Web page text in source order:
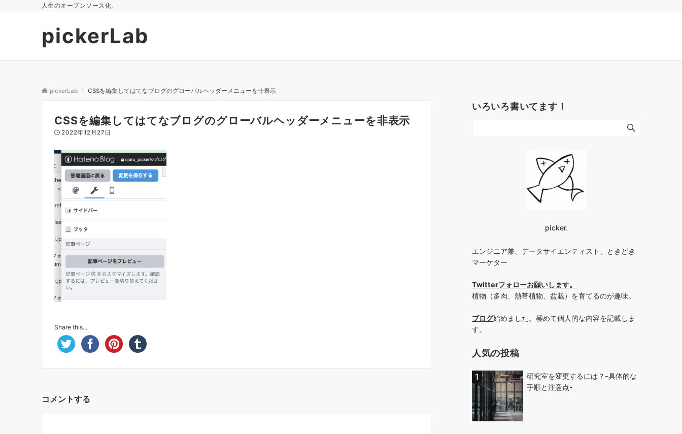
人生のオープンソース化。
pickerLab
pickerLab CSSを編集してはてなブログのグローバルヘッダーメニューを非表示
CSSを編集してはてなブログのグローバルヘッダーメニューを非表示
2022年12月27日
Share this...
コメントする
いろいろ書いてます！
picker.
エンジニア兼、データサイエンティスト、ときどき
マーケター
Twitterフォローお願いします。
植物（多肉、熱帯植物、盆栽）を育てるのが趣味。
ブログ始めました。極めて個人的な内容を記載しま
す。
人気の投稿
研究室を変更するには？-具体的な
手順と注意点-